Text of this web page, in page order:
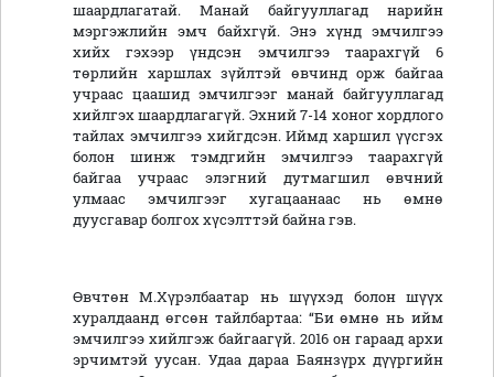
шаардлагатай. Манай байгууллагад нарийн
мэргэжлийн эмч байхгүй. Энэ хүнд эмчилгээ
хийх гэхээр үндсэн эмчилгээ таарахгүй 6
төрлийн харшлах зүйлтэй өвчинд орж байгаа
учраас цаашид эмчилгээг манай байгууллагад
хийлгэх шаардлагагүй. Эхний 7-14 хоног хордлого
тайлах эмчилгээ хийгдсэн. Иймд харшил үүсгэх
болон шинж тэмдгийн эмчилгээ таарахгүй
байгаа учраас элэгний дутмагшил өвчний
улмаас эмчилгээг хугацаанаас нь өмнө
дуусгавар болгох хүсэлттэй байна гэв.
Өвчтөн М.Хүрэлбаатар нь шүүхэд болон шүүх
хуралдаанд өгсөн тайлбартаа: “Би өмнө нь ийм
эмчилгээ хийлгэж байгаагүй. 2016 он гараад архи
эрчимтэй уусан. Удаа дараа Баянзүрх дүүргийн